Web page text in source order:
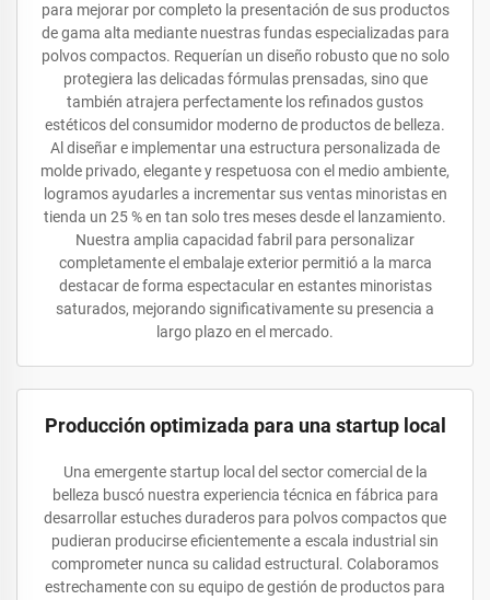
para mejorar por completo la presentación de sus productos
de gama alta mediante nuestras fundas especializadas para
polvos compactos. Requerían un diseño robusto que no solo
protegiera las delicadas fórmulas prensadas, sino que
también atrajera perfectamente los refinados gustos
estéticos del consumidor moderno de productos de belleza.
Al diseñar e implementar una estructura personalizada de
molde privado, elegante y respetuosa con el medio ambiente,
logramos ayudarles a incrementar sus ventas minoristas en
tienda un 25 % en tan solo tres meses desde el lanzamiento.
Nuestra amplia capacidad fabril para personalizar
completamente el embalaje exterior permitió a la marca
destacar de forma espectacular en estantes minoristas
saturados, mejorando significativamente su presencia a
largo plazo en el mercado.
Producción optimizada para una startup local
Una emergente startup local del sector comercial de la
belleza buscó nuestra experiencia técnica en fábrica para
desarrollar estuches duraderos para polvos compactos que
pudieran producirse eficientemente a escala industrial sin
comprometer nunca su calidad estructural. Colaboramos
estrechamente con su equipo de gestión de productos para